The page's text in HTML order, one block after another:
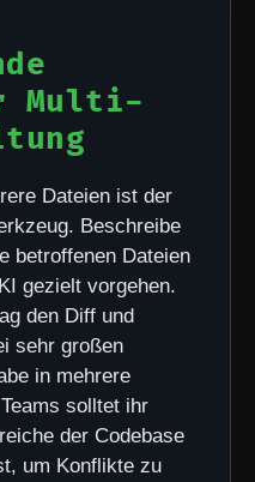
Multi-
Dateien ist der
Beschreibe
betroffenen Dateien
gezielt vorgehen.
den Diff und
sehr großen
in mehrere
solltet ihr
der Codebase
um Konflikte zu